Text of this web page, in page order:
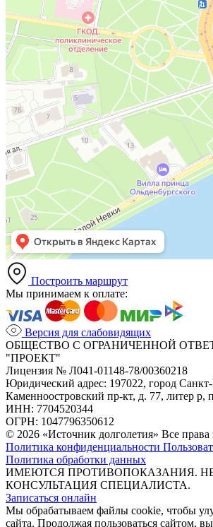
Построить маршрут
Мы принимаем к оплате:
Версия для слабовидящих
ОБЩЕСТВО С ОГРАНИЧЕННОЙ
"ПРОЕКТ"
Лицензия № Л041-01148-78/00360218
Юридический адрес: 197022, город
Каменноостровский пр-кт, д. 77, литер р,
ИНН: 7704520344
ОГРН: 1047796350612
© 2026 «Источник долголетия» Все
Политика конфиденциальности
Политика обработки данных
ИМЕЮТСЯ ПРОТИВОПОКАЗАНИЯ.
КОНСУЛЬТАЦИЯ СПЕЦИАЛИСТА.
Записаться онлайн
Мы обрабатываем файлы cookie, чтобы
сайта. Продолжая пользоваться сайтом,